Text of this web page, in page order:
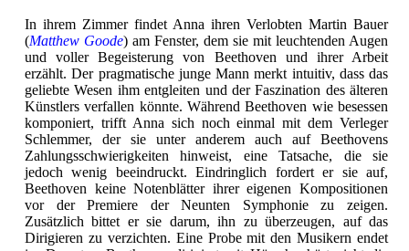
In ihrem Zimmer findet Anna ihren Verlobten Martin Bauer
(Matthew Goode) am Fenster, dem sie mit leuchtenden Augen
und voller Begeisterung von Beethoven und ihrer Arbeit
erzählt. Der pragmatische junge Mann merkt intuitiv, dass das
geliebte Wesen ihm entgleiten und der Faszination des älteren
Künstlers verfallen könnte. Während Beethoven wie besessen
komponiert, trifft Anna sich noch einmal mit dem Verleger
Schlemmer, der sie unter anderem auch auf Beethovens
Zahlungsschwierigkeiten hinweist, eine Tatsache, die sie
jedoch wenig beeindruckt. Eindringlich fordert er sie auf,
Beethoven keine Notenblätter ihrer eigenen Kompositionen
vor der Premiere der Neunten Symphonie zu zeigen.
Zusätzlich bittet er sie darum, ihn zu überzeugen, auf das
Dirigieren zu verzichten. Eine Probe mit den Musikern endet